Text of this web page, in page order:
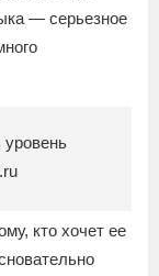
— серьезное
уровень
кто хочет ее